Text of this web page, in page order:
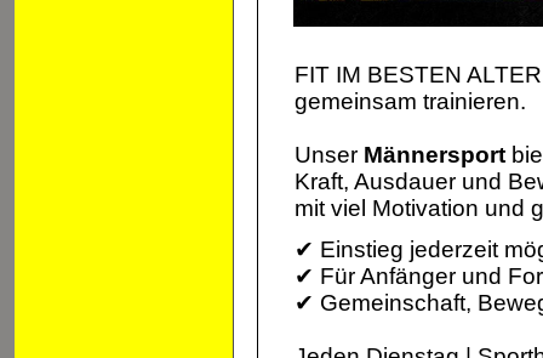
FIT IM BESTEN
gemeinsam trainieren.
Unser Männersport
Kraft, Ausdauer und
mit viel Motivation und
✔ Einstieg jederzeit
✔ Für Anfänger und
✔ Gemeinschaft,